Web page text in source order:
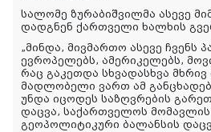
სალომე ზურაბიშვილმა ასევე
დადგნენ ქართველი ხალხის
„მინდა, მივმართო ასევე ჩვენს
ევროპელებს, ამერიკელებს,
რაც გაკეთდა სხვადასხვა
მადლობელი ვართ ამ
უნდა იცოდეს საზღვრების
დაცვა, საქართველოს მომავლის
გეოპოლიტიკური ბალანსის